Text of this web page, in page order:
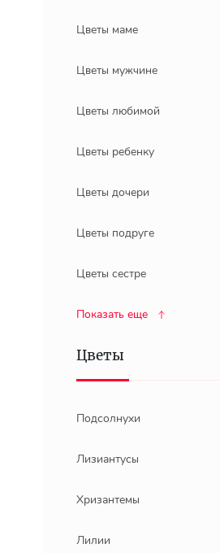
Цветы маме
Цветы мужчине
Цветы любимой
Цветы ребенку
Цветы дочери
Цветы подруге
Цветы сестре
Показать еще
Цветы
Подсолнухи
Лизиантусы
Хризантемы
Лилии